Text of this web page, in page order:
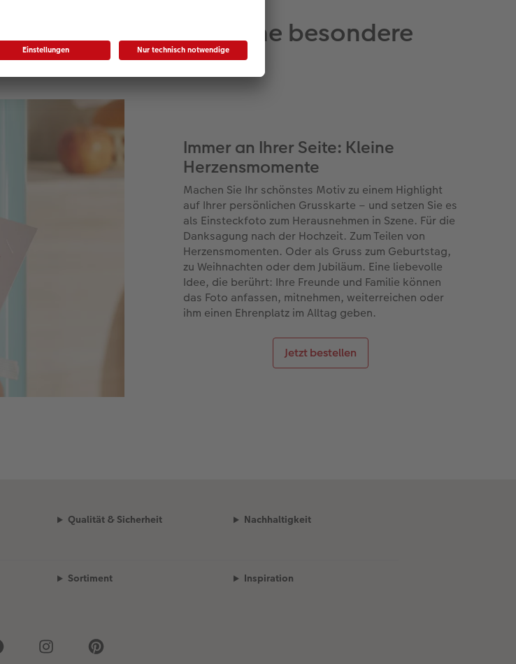
verschenken Sie eine besondere
Immer an Ihrer Seite: Kleine
Herzensmomente
Machen Sie Ihr schönstes Motiv zu einem Highlight
auf Ihrer persönlichen Grusskarte – und setzen Sie es
als Einsteckfoto zum Herausnehmen in Szene. Für die
Danksagung nach der Hochzeit. Zum Teilen von
Herzensmomenten. Oder als Gruss zum Geburtstag,
zu Weihnachten oder dem Jubiläum. Eine liebevolle
Idee, die berührt: Ihre Freunde und Familie können
das Foto anfassen, mitnehmen, weiterreichen oder
ihm einen Ehrenplatz im Alltag geben.
Jetzt bestellen
Qualität & Sicherheit Nachhaltigkeit
Sortiment Inspiration